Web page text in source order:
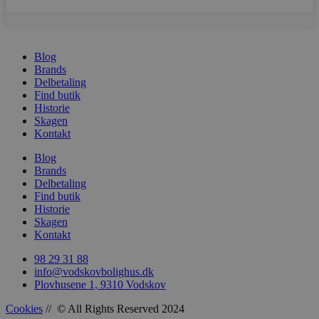
Blog
Brands
Delbetaling
Find butik
Historie
Skagen
Kontakt
Blog
Brands
Delbetaling
Find butik
Historie
Skagen
Kontakt
98 29 31 88
info@vodskovbolighus.dk
Plovhusene 1, 9310 Vodskov
Cookies // © All Rights Reserved 2024
woocommerce_recently_viewed
wp_woocommerce_session_[abcdef0123456789]
{32}